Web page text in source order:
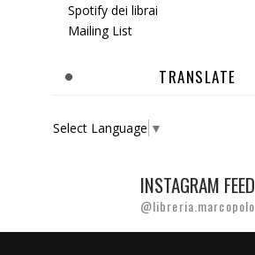
Spotify dei librai
Mailing List
TRANSLATE
Select Language ▼
INSTAGRAM FEED
@libreria.marcopolo